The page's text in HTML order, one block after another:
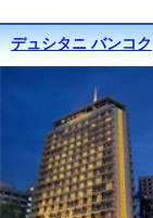
デュシタニ バンコク